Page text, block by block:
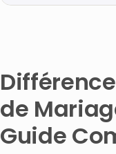
Comment
famille ?
Quels sont les
mariage versus
Articles connexes
de
Guide